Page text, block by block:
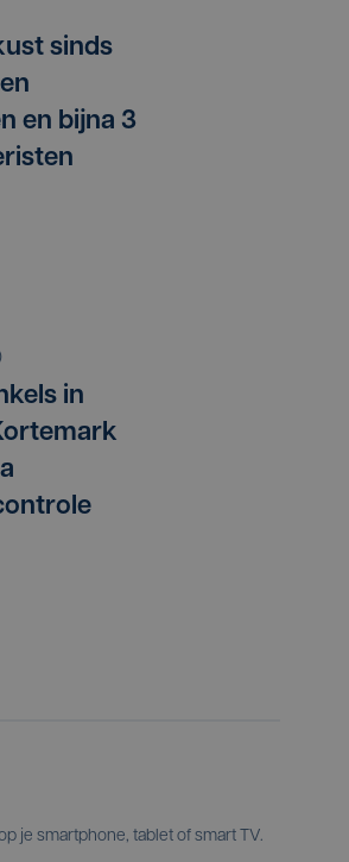
sinds
en bijna 3
in
je smartphone, tablet of smart TV.